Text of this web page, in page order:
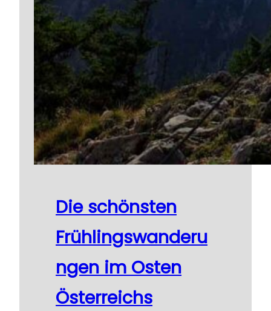
Die schönsten
Frühlingswanderu
ngen im Osten
Österreichs